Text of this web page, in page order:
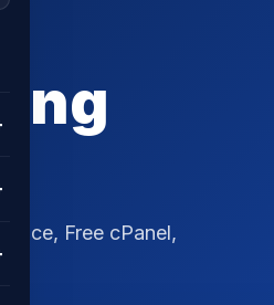
Free cPanel,